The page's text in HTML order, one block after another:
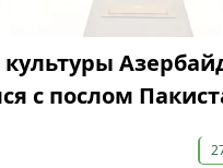
с послом